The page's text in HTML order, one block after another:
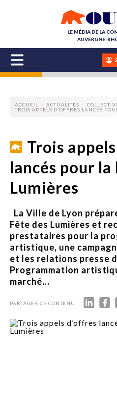
LE MÉDIA DE LA
AUVERGNE-
ACCUEIL ACTUALITÉS
TROIS APPELS D’OFFRES LANCÉS
Trois
lancés pour la
Lumières
La Ville de Lyon
Fête des Lumières et
prestataires pour la
artistique, une
et les relations presse
Programmation
marché...
PARTAGER CE CONTENU :